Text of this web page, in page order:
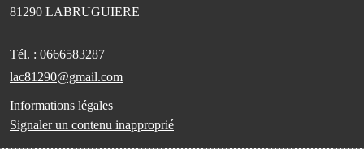
81290 LABRUGUIERE
Tél. : 0666583287
lac81290@gmail.com
Informations légales
Signaler un contenu inapproprié